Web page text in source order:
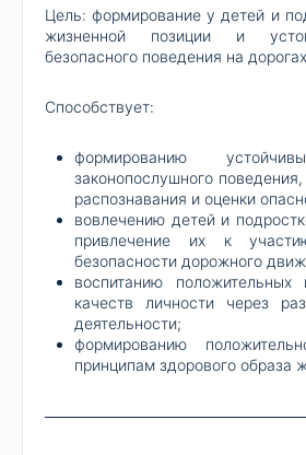
Цель: формирование у детей и
жизненной позиции и
безопасного поведения на
Способствует:
формированию
законопослушного
распознавания и оценки
вовлечению детей и
привлечение их к
безопасности дорожного
воспитанию положительных
качеств личности через
деятельности;
формированию
принципам здорового образа